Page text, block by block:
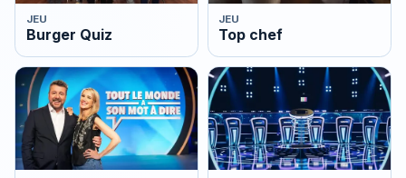
JEU
Burger Quiz
JEU
Top chef